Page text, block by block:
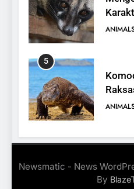
Peran
5
6
Dunia
ANIMALS
Newsmatic - News
By